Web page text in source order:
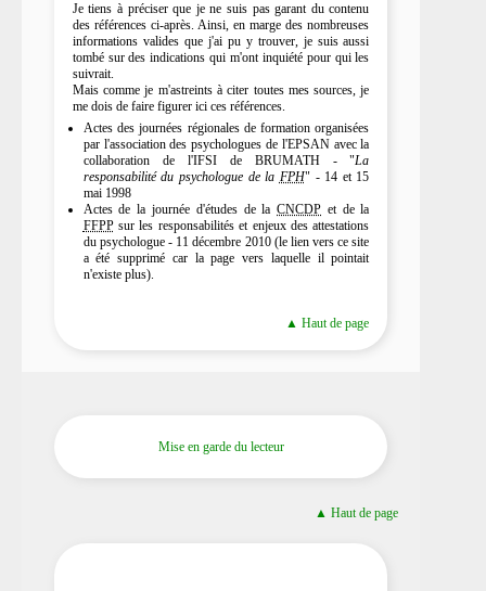
Je tiens à préciser que je ne suis pas garant du contenu
des références ci-après. Ainsi, en marge des nombreuses
informations valides que j'ai pu y trouver, je suis aussi
tombé sur des indications qui m'ont inquiété pour qui les
suivrait.
Mais comme je m'astreints à citer toutes mes sources, je
me dois de faire figurer ici ces références.
Actes des journées régionales de formation organisées
par l'association des psychologues de l'EPSAN avec la
collaboration de l'IFSI de BRUMATH - "La
responsabilité du psychologue de la FPH" - 14 et 15
mai 1998
Actes de la journée d'études de laCNCDP et de la
FFPPsur les responsabilités et enjeux des attestations
du psychologue - 11 décembre 2010 (le lien vers ce site
a été supprimé car la page vers laquelle il pointait
n'existe plus).
▲ Haut de page
Mise en garde du lecteur
▲ Haut de page